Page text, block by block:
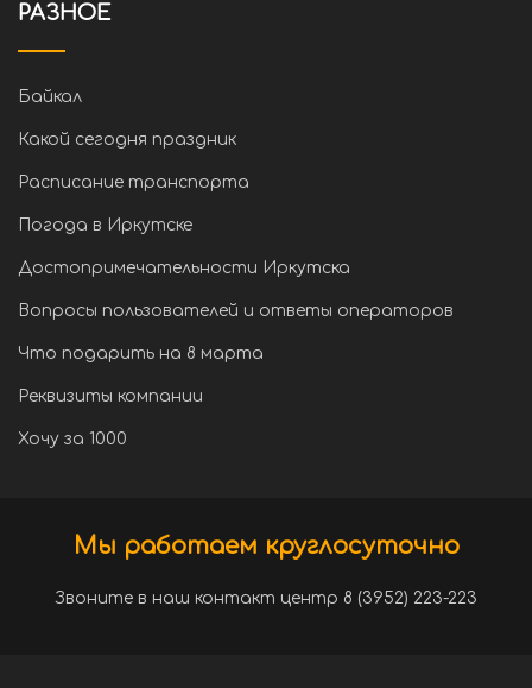
РАЗНОЕ
Байкал
Какой сегодня праздник
Расписание транспорта
Погода в Иркутске
Достопримечательности Иркутска
Вопросы пользователей и ответы операторов
Что подарить на 8 марта
Реквизиты компании
Хочу за 1000
Мы работаем круглосуточно
Звоните в наш контакт центр 8 (3952) 223-223